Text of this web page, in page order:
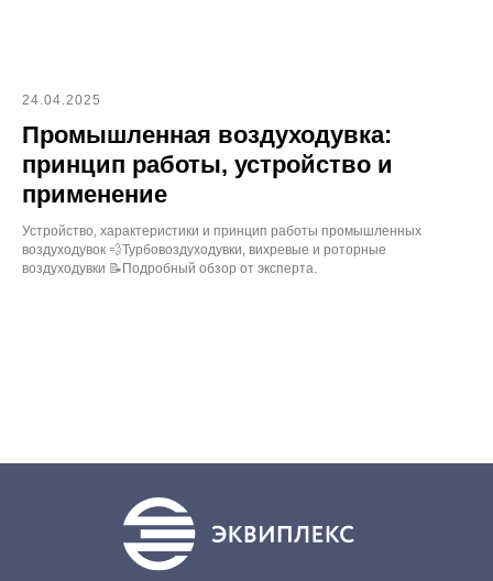
24.04.2025
Промышленная воздуходувка:
принцип работы, устройство и
применение
Устройство, характеристики и принцип работы промышленных
воздуходувок 💨Турбовоздуходувки, вихревые и роторные
воздуходувки 📝Подробный обзор от эксперта.